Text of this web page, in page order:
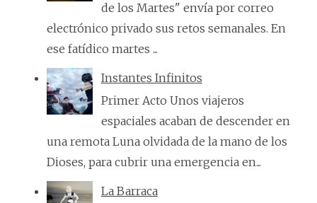
de los Martes" envía por correo
electrónico privado sus retos semanales. En
ese fatídico martes ...
Instantes Infinitos
Primer Acto Unos viajeros
espaciales acaban de descender en
una remota Luna olvidada de la mano de los
Dioses, para cubrir una emergencia en...
La Barraca